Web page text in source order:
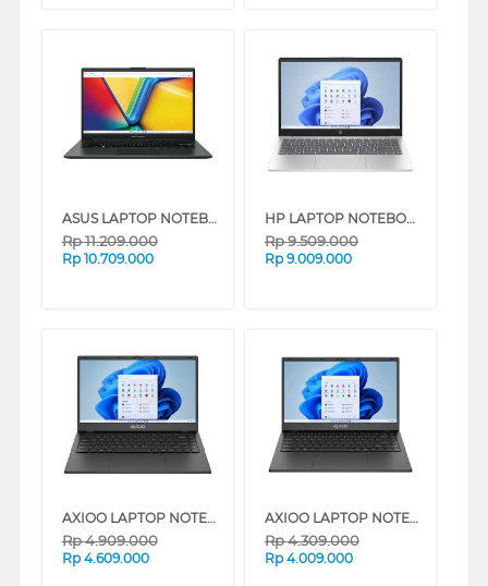
ASUS LAPTOP NOTEBOOK VIVOBOOK GO E1404FA-VIPS5151M AMD RYZEN 5 7520U
Rp11.209.000
Rp 10.709.000
HP LAPTOP NOTEBOOK 14-EM0320AU AMD RYZEN 3 7320U
Rp9.509.000
Rp 9.009.000
AXIOO LAPTOP NOTEBOOK MYBOOK HYPE 1 INTEL CELERON N4020
Rp4.909.000
Rp 4.609.000
AXIOO LAPTOP NOTEBOOK MYBOOK HYPE 1 INTEL CELERON N4020
Rp4.309.000
Rp 4.009.000